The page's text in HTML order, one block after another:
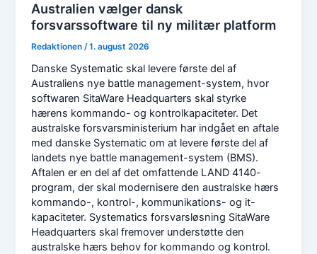
Australien vælger dansk
forsvarssoftware til ny militær platform
Redaktionen/1. august 2026
Danske Systematic skal levere første del af
Australiens nye battle management-system, hvor
softwaren SitaWare Headquarters skal styrke
hærens kommando- og kontrolkapaciteter. Det
australske forsvarsministerium har indgået en aftale
med danske Systematic om at levere første del af
landets nye battle management-system (BMS).
Aftalen er en del af det omfattende LAND 4140-
program, der skal modernisere den australske hærs
kommando-, kontrol-, kommunikations- og it-
kapaciteter. Systematics forsvarsløsning SitaWare
Headquarters skal fremover understøtte den
australske hærs behov for kommando og kontrol.